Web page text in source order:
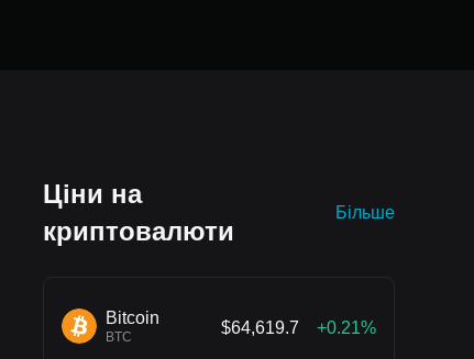
Ціни на
криптовалюти
Більше
Bitcoin
BTC
$64,619.7 +0.21%